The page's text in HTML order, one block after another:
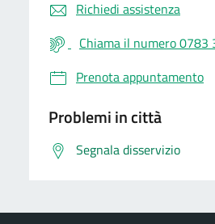
Richiedi assistenza
Chiama il numero 0783
Prenota appuntamento
Problemi in città
Segnala disservizio